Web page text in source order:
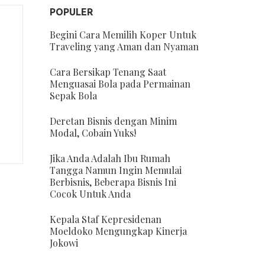
POPULER
Begini Cara Memilih Koper Untuk
Traveling yang Aman dan Nyaman
Cara Bersikap Tenang Saat
Menguasai Bola pada Permainan
Sepak Bola
Deretan Bisnis dengan Minim
Modal, Cobain Yuks!
Jika Anda Adalah Ibu Rumah
Tangga Namun Ingin Memulai
Berbisnis, Beberapa Bisnis Ini
Cocok Untuk Anda
Kepala Staf Kepresidenan
Moeldoko Mengungkap Kinerja
Jokowi